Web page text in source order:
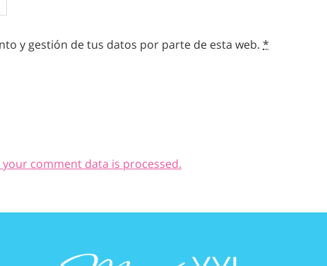
y gestión de tus datos por parte de esta web. *
your comment data is processed.